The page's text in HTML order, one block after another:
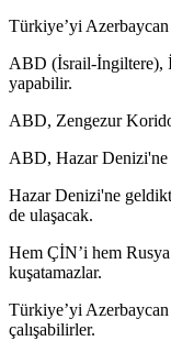
Türkiye’yi Azerbaycan
ABD (İsrail-İngiltere),
yapabilir.
ABD, Zengezur
ABD, Hazar Denizi'ne
Hazar Denizi'ne
de ulaşacak.
Hem ÇİN’i hem
kuşatamazlar.
Türkiye’yi Azerbaycan
çalışabilirler.